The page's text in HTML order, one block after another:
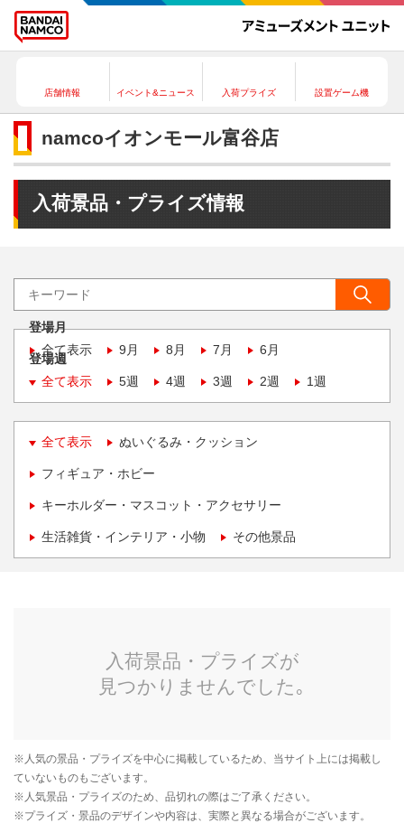
店舗情報 イベント&ニュース 入荷プライズ 設置ゲーム機
namcoイオンモール富谷店
入荷景品・プライズ情報
登場月
全て表示
9月 8月 7月 6月
登場週
全て表示
5週 4週 3週 2週 1週
全て表示 ぬいぐるみ・クッション
フィギュア・ホビー
キーホルダー・マスコット・アクセサリー
生活雑貨・インテリア・小物 その他景品